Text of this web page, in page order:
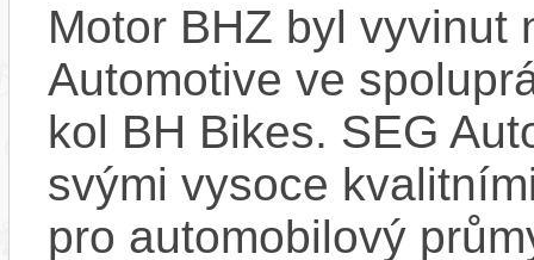
Motor BHZ byl vyvinut
Automotive ve
kol BH Bikes. SEG
svými vysoce
pro automobilový